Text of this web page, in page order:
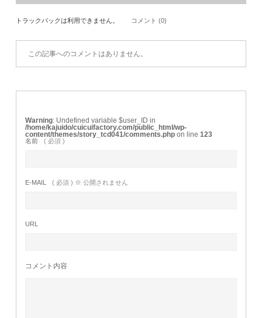
トラックバックは利用できません。 コメント (0)
この記事へのコメントはありません。
Warning : Undefined variable $user_ID in
/home/kajuido/cuicuifactory.com/public_html/wp-
content/themes/story_tcd041/comments.php on line123
名前 ( 必須 )
E-MAIL ( 必須 ) ※ 公開されません
URL
コメント内容